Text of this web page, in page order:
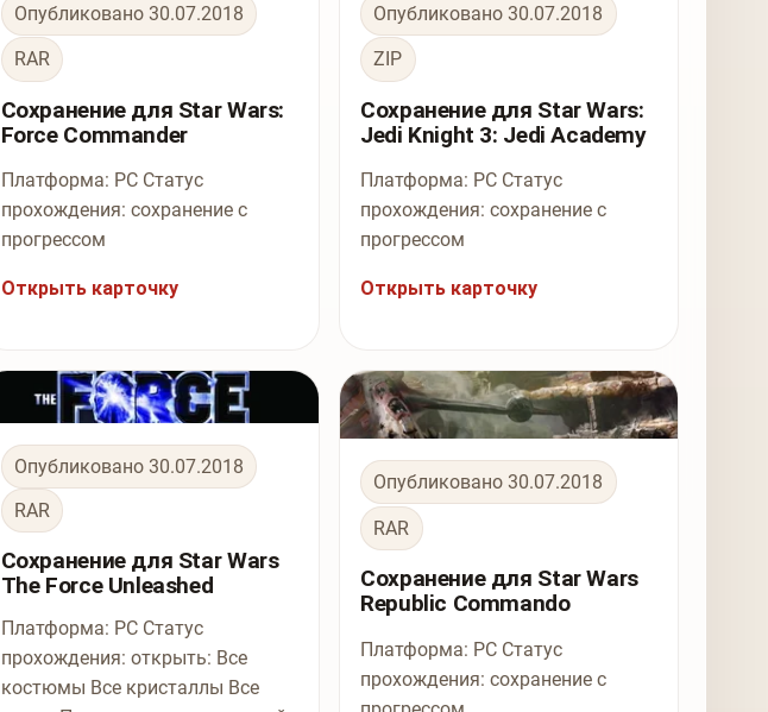
Опубликовано 30.07.2018
RAR
Сохранение для Star Wars:
Force Commander
Платформа: PC Статус
прохождения: сохранение с
прогрессом
Открыть карточку
Опубликовано 30.07.2018
ZIP
Сохранение для Star Wars:
Jedi Knight 3: Jedi Academy
Платформа: PC Статус
прохождения: сохранение с
прогрессом
Открыть карточку
Опубликовано 30.07.2018
RAR
Сохранение для Star Wars
The Force Unleashed
Платформа: PC Статус
прохождения: открыть: Все
костюмы Все кристаллы Все
Опубликовано 30.07.2018
RAR
Сохранение для Star Wars
Republic Commando
Платформа: PC Статус
прохождения: сохранение с